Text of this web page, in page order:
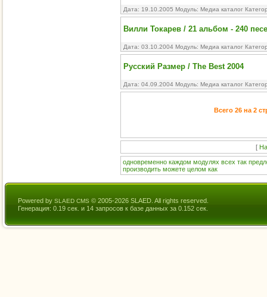
Дата: 19.10.2005 Модуль: Медиа каталог
Вилли Токарев / 21 альбом - 240
Дата: 03.10.2004 Модуль: Медиа каталог
Русский Размер / The Best 2004
Дата: 04.09.2004 Модуль: Медиа каталог
Всего 26 на 2
[
одновременно каждом модулях всех так
производить можете целом как
Powered by SLAED CMS © 2005-2026 SLAED. All rights reserved.
Генерация: 0.19 сек. и 14 запросов к базе данных за 0.152 сек.